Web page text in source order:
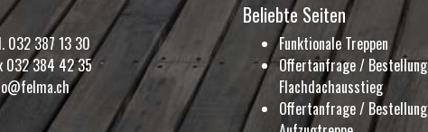
032 387 13 30
032 384 42 35
Beliebte Seiten
Funktionale Treppen
Offertanfrage / Bestellung
Flachdachausstieg
Offertanfrage / Bestellung